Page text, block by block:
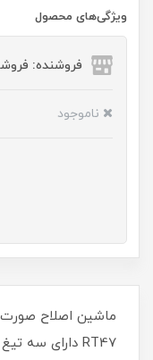
ویژگی‌های محصول
فروشنده:
ناموجود